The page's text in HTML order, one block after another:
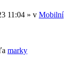
11:04 » v Mobilní
marky